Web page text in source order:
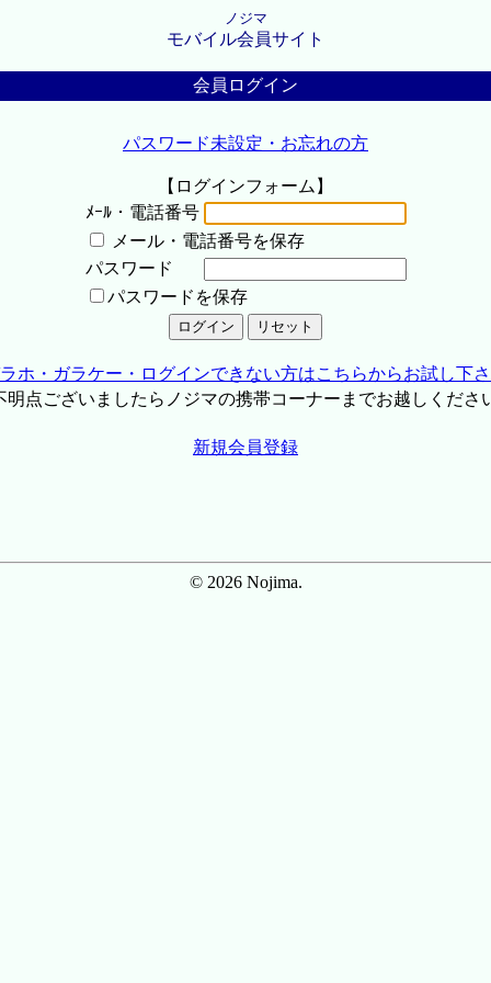
ノジマ
モバイル会員サイト
会員ログイン
パスワード未設定・お忘れの方
【ログインフォーム】
ﾒｰﾙ・電話番号
メール・電話番号を保存
パスワード
パスワードを保存
ホ・ガラケー・ログインできない方はこちらからお試し下
点ございましたらノジマの携帯コーナーまでお越しくださ
新規会員登録
© 2026 Nojima.